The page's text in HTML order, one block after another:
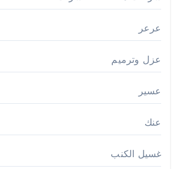
عرعر
عزل وترميم
عسير
عنك
غسيل الكنب